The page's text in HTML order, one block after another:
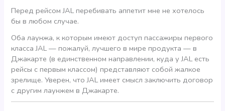
Перед рейсом JAL перебивать аппетит мне не хотелось
бы в любом случае.
Оба лаунжа, к которым имеют доступ пассажиры первого
класса JAL — пожалуй, лучшего в мире продукта — в
Джакарте (в единственном направлении, куда у JAL есть
рейсы с первым классом) представляют собой жалкое
зрелище. Уверен, что JAL имеет смысл заключить договор
с другим лаунжем в Джакарте.